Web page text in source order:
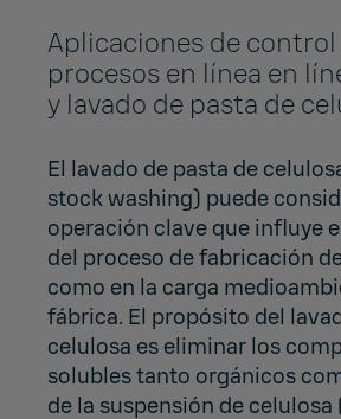
Aplicaciones de control
procesos en línea en
y lavado de pasta de
El lavado de pasta de
stock washing) puede
operación clave que influye
del proceso de fabricación
como en la carga
fábrica. El propósito del
celulosa es eliminar los
solubles tanto orgánicos
de la suspensión de celulosa